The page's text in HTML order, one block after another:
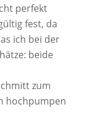
perfekt
fest, da
ich bei der
beide
zum
hochpumpen